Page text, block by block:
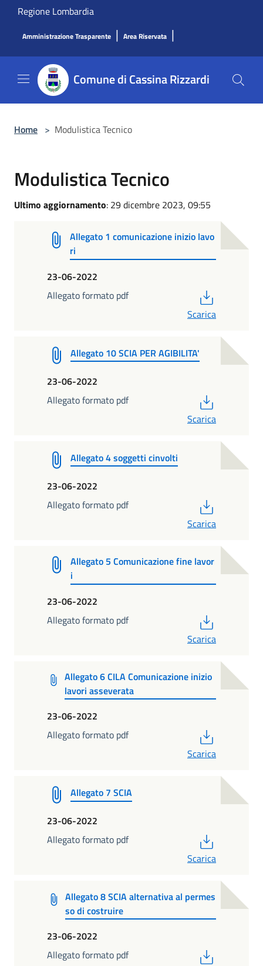
Salta al contenuto principale
Regione Lombardia
Amministrazione Trasparente | Area Riservata |
Comune di Cassina Rizzardi
Home > Modulistica Tecnico
Modulistica Tecnico
Ultimo aggiornamento: 29 dicembre 2023, 09:55
Allegato 1 comunicazione inizio lavo
ri
23-06-2022
Allegato formato pdf
Scarica
Allegato 10 SCIA PER AGIBILITA'
23-06-2022
Allegato formato pdf
Scarica
Allegato 4 soggetti cinvolti
23-06-2022
Allegato formato pdf
Scarica
Allegato 5 Comunicazione fine lavor
i
23-06-2022
Allegato formato pdf
Scarica
Allegato 6 CILA Comunicazione inizio
lavori asseverata
23-06-2022
Allegato formato pdf
Scarica
Allegato 7 SCIA
23-06-2022
Allegato formato pdf
Scarica
Allegato 8 SCIA alternativa al permes
so di costruire
23-06-2022
Allegato formato pdf